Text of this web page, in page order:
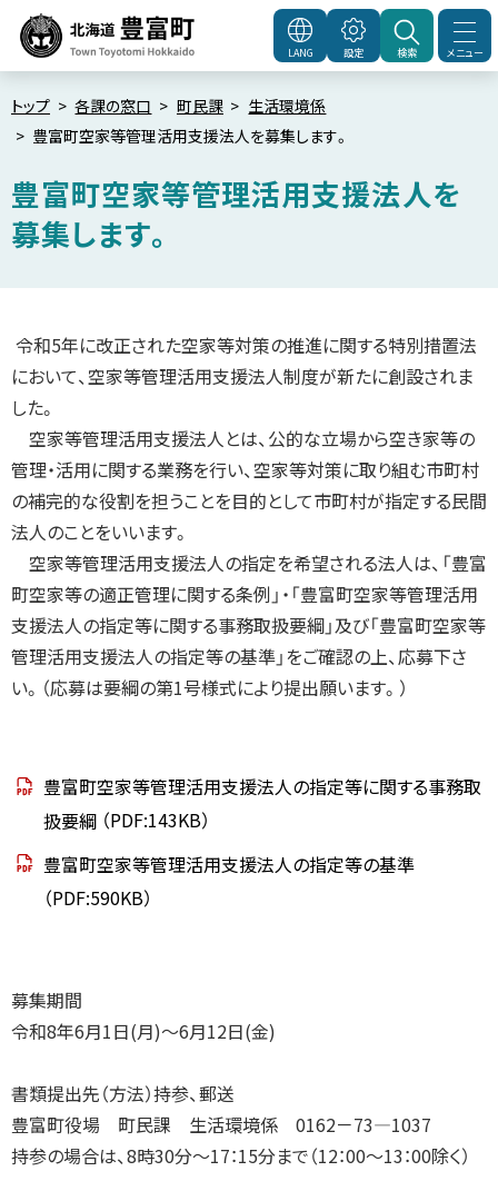
へ
メ
ー
へ
北海道豊富町Town
メニュー
LANG 設定 検索
トップ 各課の窓口 町民課
生活環境係
豊富町空家等管理活用支援法人を募集します。
豊富町空家等管理活用支援法人を
募集します。
目
次
こ
の
ー
ジ
に
関
す
る
問
い
合
わ
せ
令和5年に改正された空家等対策の推進に関する特別措置法
において、空家等管理活用支援法人制度が新たに創設されま
した。
空家等管理活用支援法人とは、公的な立場から空き家等の
管理・活用に関する業務を行い、空家等対策に取り組む市町村
の補完的な役割を担うことを目的として市町村が指定する民間
法人のことをいいます。
空家等管理活用支援法人の指定を希望される法人は、「豊富
町空家等の適正管理に関する条例」・「豊富町空家等管理活用
支援法人の指定等に関する事務取扱要綱」及び「豊富町空家等
管理活用支援法人の指定等の基準」をご確認の上、応募下さ
い。（応募は要綱の第1号様式により提出願います。）
豊富町空家等管理活用支援法人の指定等に関する事務取
扱要綱 （PDF:143KB）
豊富町空家等管理活用支援法人の指定等の基準
（PDF:590KB）
募集期間
令和8年6月1日(月)～6月12日(金)
書類提出先（方法）持参、郵送
豊富町役場 町民課 生活環境係 0162－73—1037
持参の場合は、8時30分～17：15分まで（12：00～13：00除く）